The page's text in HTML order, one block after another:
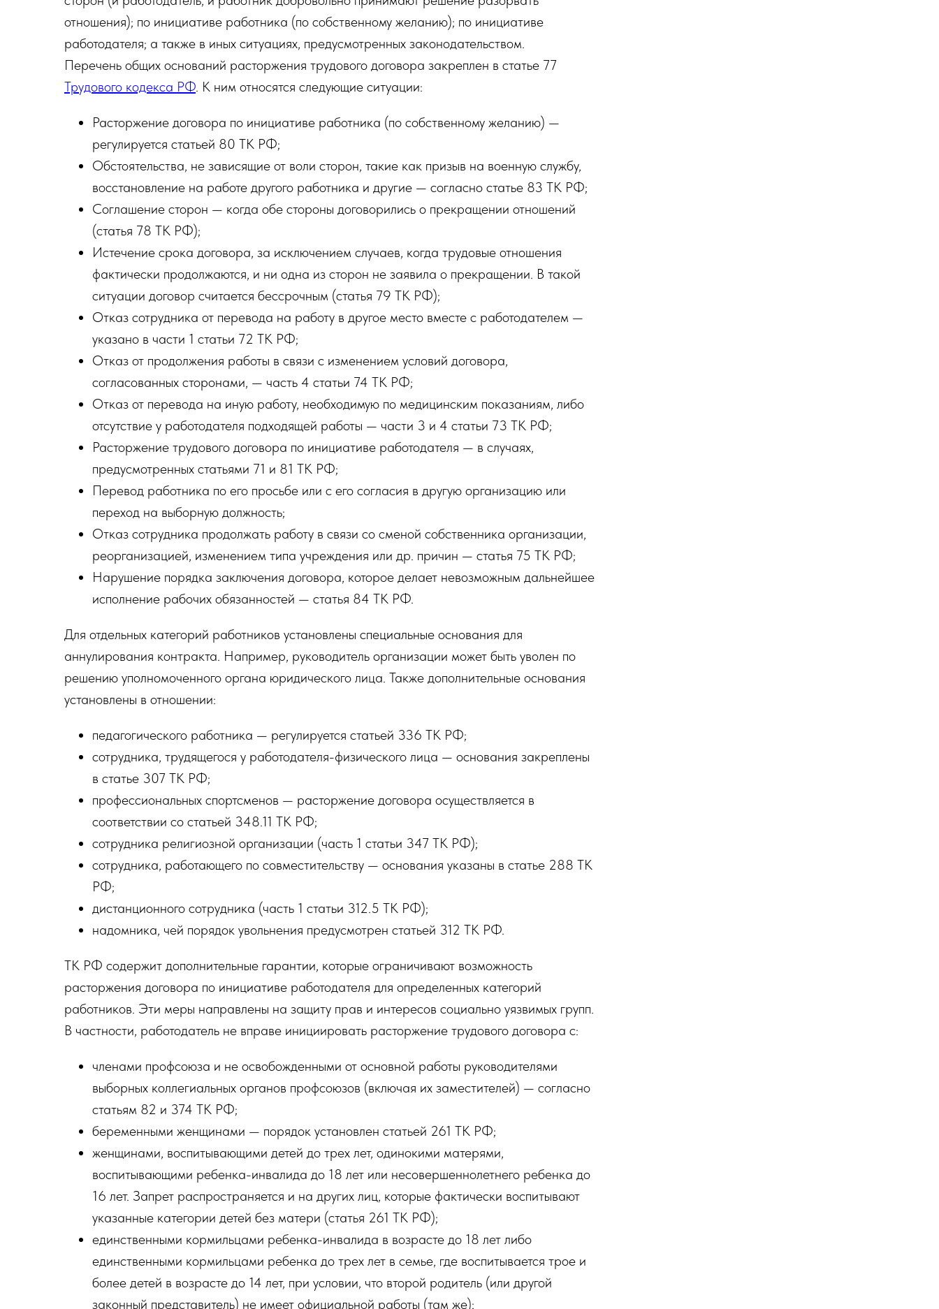
отношения); по инициативе работника (по собственному желанию); по инициативе
работодателя; а также в иных ситуациях, предусмотренных законодательством.
Перечень общих оснований расторжения трудового договора закреплен в статье 77
Трудового кодекса РФ. К ним относятся следующие ситуации:
Расторжение договора по инициативе работника (по собственному желанию) —
регулируется статьей 80 ТК РФ;
Обстоятельства, не зависящие от воли сторон, такие как призыв на военную службу,
восстановление на работе другого работника и другие — согласно статье 83 ТК РФ;
Соглашение сторон — когда обе стороны договорились о прекращении отношений
(статья 78 ТК РФ);
Истечение срока договора, за исключением случаев, когда трудовые отношения
фактически продолжаются, и ни одна из сторон не заявила о прекращении. В такой
ситуации договор считается бессрочным (статья 79 ТК РФ);
Отказ сотрудника от перевода на работу в другое место вместе с работодателем —
указано в части 1 статьи 72 ТК РФ;
Отказ от продолжения работы в связи с изменением условий договора,
согласованных сторонами, — часть 4 статьи 74 ТК РФ;
Отказ от перевода на иную работу, необходимую по медицинским показаниям, либо
отсутствие у работодателя подходящей работы — части 3 и 4 статьи 73 ТК РФ;
Расторжение трудового договора по инициативе работодателя — в случаях,
предусмотренных статьями 71 и 81 ТК РФ;
Перевод работника по его просьбе или с его согласия в другую организацию или
переход на выборную должность;
Отказ сотрудника продолжать работу в связи со сменой собственника организации,
реорганизацией, изменением типа учреждения или др. причин — статья 75 ТК РФ;
Нарушение порядка заключения договора, которое делает невозможным дальнейшее
исполнение рабочих обязанностей — статья 84 ТК РФ.
Для отдельных категорий работников установлены специальные основания для
аннулирования контракта. Например, руководитель организации может быть уволен по
решению уполномоченного органа юридического лица. Также дополнительные основания
установлены в отношении:
педагогического работника — регулируется статьей 336 ТК РФ;
сотрудника, трудящегося у работодателя-физического лица — основания закреплены
в статье 307 ТК РФ;
профессиональных спортсменов — расторжение договора осуществляется в
соответствии со статьей 348.11 ТК РФ;
сотрудника религиозной организации (часть 1 статьи 347 ТК РФ);
сотрудника, работающего по совместительству — основания указаны в статье 288 ТК
РФ;
дистанционного сотрудника (часть 1 статьи 312.5 ТК РФ);
надомника, чей порядок увольнения предусмотрен статьей 312 ТК РФ.
ТК РФ содержит дополнительные гарантии, которые ограничивают возможность
расторжения договора по инициативе работодателя для определенных категорий
работников. Эти меры направлены на защиту прав и интересов социально уязвимых групп.
В частности, работодатель не вправе инициировать расторжение трудового договора с:
членами профсоюза и не освобожденными от основной работы руководителями
выборных коллегиальных органов профсоюзов (включая их заместителей) — согласно
статьям 82 и 374 ТК РФ;
беременными женщинами — порядок установлен статьей 261 ТК РФ;
женщинами, воспитывающими детей до трех лет, одинокими матерями,
воспитывающими ребенка-инвалида до 18 лет или несовершеннолетнего ребенка до
16 лет. Запрет распространяется и на других лиц, которые фактически воспитывают
указанные категории детей без матери (статья 261 ТК РФ);
единственными кормильцами ребенка-инвалида в возрасте до 18 лет либо
единственными кормильцами ребенка до трех лет в семье, где воспитывается трое и
более детей в возрасте до 14 лет, при условии, что второй родитель (или другой
законный представитель) не имеет официальной работы (там же);